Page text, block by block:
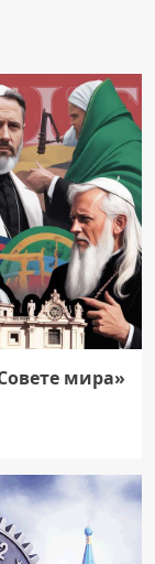
мира»